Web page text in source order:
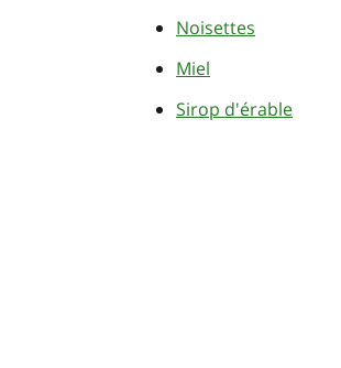
Noisettes
Miel
Sirop d'érable